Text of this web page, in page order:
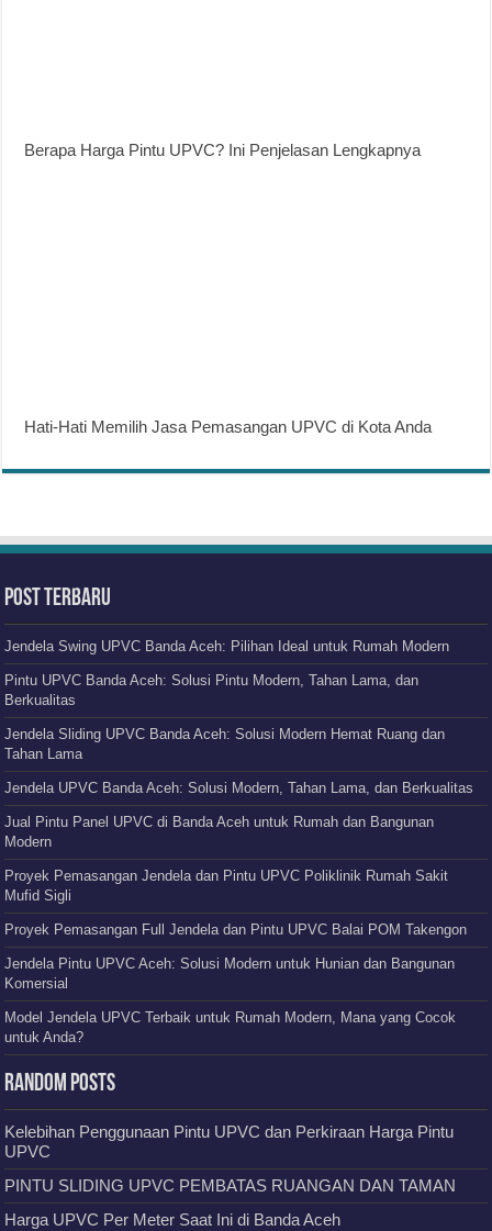
Berapa Harga Pintu UPVC? Ini Penjelasan Lengkapnya
Hati-Hati Memilih Jasa Pemasangan UPVC di Kota Anda
Post Terbaru
Jendela Swing UPVC Banda Aceh: Pilihan Ideal untuk Rumah Modern
Pintu UPVC Banda Aceh: Solusi Pintu Modern, Tahan Lama, dan
Berkualitas
Jendela Sliding UPVC Banda Aceh: Solusi Modern Hemat Ruang dan
Tahan Lama
Jendela UPVC Banda Aceh: Solusi Modern, Tahan Lama, dan Berkualitas
Jual Pintu Panel UPVC di Banda Aceh untuk Rumah dan Bangunan
Modern
Proyek Pemasangan Jendela dan Pintu UPVC Poliklinik Rumah Sakit
Mufid Sigli
Proyek Pemasangan Full Jendela dan Pintu UPVC Balai POM Takengon
Jendela Pintu UPVC Aceh: Solusi Modern untuk Hunian dan Bangunan
Komersial
Model Jendela UPVC Terbaik untuk Rumah Modern, Mana yang Cocok
untuk Anda?
Random Posts
Kelebihan Penggunaan Pintu UPVC dan Perkiraan Harga Pintu
UPVC
PINTU SLIDING UPVC PEMBATAS RUANGAN DAN TAMAN
Harga UPVC Per Meter Saat Ini di Banda Aceh